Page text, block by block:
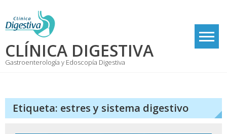
content
CLÍNICA DIGESTIVA
Gastroenterología y Edoscopía Digestiva
Etiqueta: estres y sistema digestivo